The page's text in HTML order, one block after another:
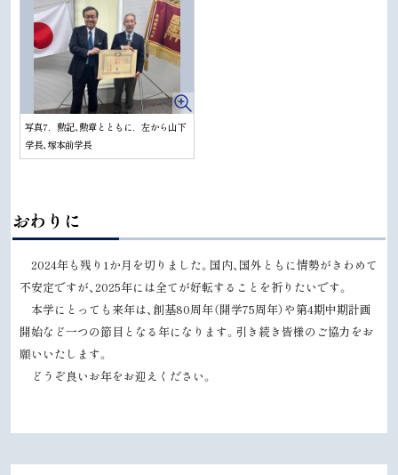
写真7．勲記、勲章とともに．左から山下
学長、塚本前学長
ッ
おわりに
2024年も残り1か月を切りました。国内、国外ともに情勢がきわめて
不安定ですが、2025年には全てが好転することを祈りたいです。
本学にとっても来年は、創基80周年（開学75周年）や第4期中期計画
開始など一つの節目となる年になります。引き続き皆様のご協力をお
願いいたします。
どうぞ良いお年をお迎えください。